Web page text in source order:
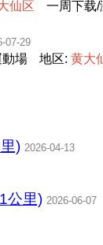
仙区 一周下载/
07-29
場 地区: 黄大
) 2026-04-13
公里) 2026-06-07